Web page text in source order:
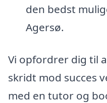
den bedst
Agersø.
Vi opfordrer dig til
skridt mod succes
med en tutor og